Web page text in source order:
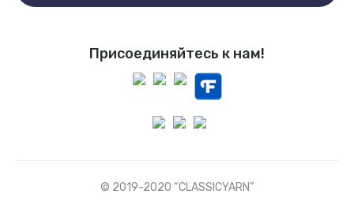
Присоединяйтесь к нам!
© 2019-2020 “CLASSICYARN”